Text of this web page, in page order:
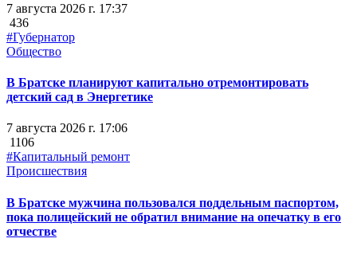
7 августа 2026 г. 17:37
436
#Губернатор
Общество
В Братске планируют капитально отремонтировать
детский сад в Энергетике
7 августа 2026 г. 17:06
1106
#Капитальный ремонт
Происшествия
В Братске мужчина пользовался поддельным паспортом,
пока полицейский не обратил внимание на опечатку в его
отчестве